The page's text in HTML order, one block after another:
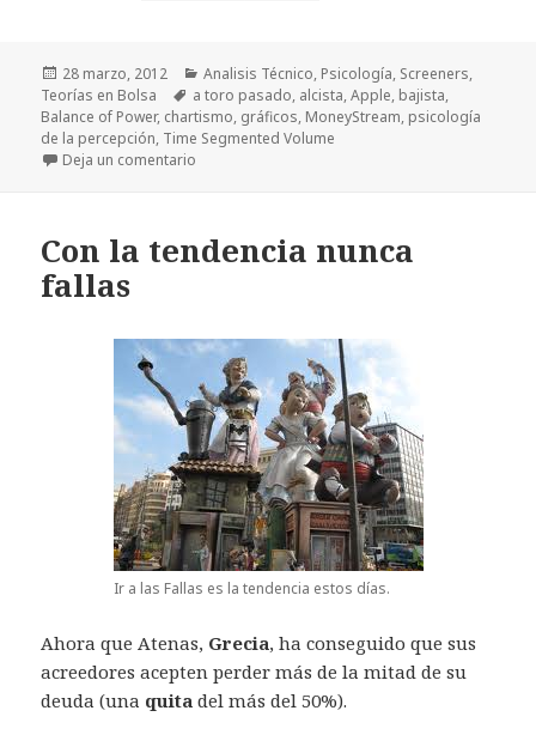
Publicado
el
28 marzo, 2012 Categorías
Analisis Técnico, Psicología, Screeners,
Teorías en Bolsa
Etiquetas
a toro pasado, alcista,Apple, bajista,
Balance of Power, chartismo, gráficos, MoneyStream, psicología
de la percepción, Time Segmented Volume
Deja un comentario
Con la tendencia nunca
fallas
Ir a las Fallas es la tendencia estos días.
Ahora que Atenas, Grecia, ha conseguido que sus
acreedores acepten perder más de la mitad de su
deuda (una quita del más del 50%).